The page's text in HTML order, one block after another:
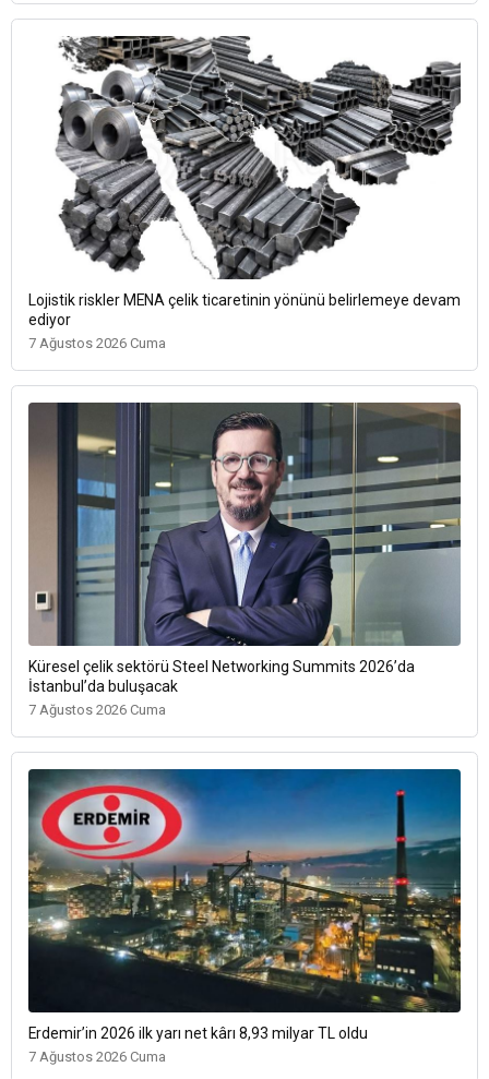
Lojistik riskler MENA çelik ticaretinin yönünü belirlemeye devam
ediyor
7 Ağustos 2026 Cuma
Küresel çelik sektörü Steel Networking Summits 2026’da
İstanbul’da buluşacak
7 Ağustos 2026 Cuma
Erdemir’in 2026 ilk yarı net kârı 8,93 milyar TL oldu
7 Ağustos 2026 Cuma